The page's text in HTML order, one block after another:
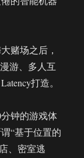
赌场之后，
游、多人互
打造。
钟的游戏体
“基于位置的
、密室逃